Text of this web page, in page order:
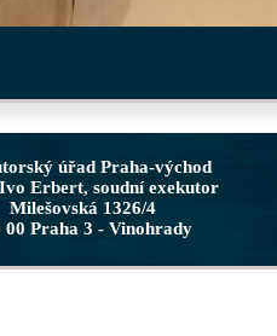
úřad Praha-východ
Erbert, soudní exekutor
Milešovská 1326/4
00 Praha 3 - Vinohrady